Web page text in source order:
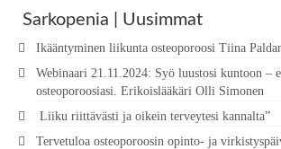
Sarkopenia | Uusimmat
Ikääntyminen liikunta osteoporoosi Tiina
Webinaari 21.11.2024: Syö luustosi kuntoon –
osteoporoosiasi. Erikoislääkäri Olli Simonen
Liiku riittävästi ja oikein terveytesi kannalta”
Tervetuloa osteoporoosin opinto- ja